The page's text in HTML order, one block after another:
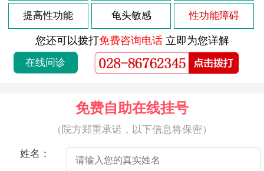
医院介绍射精时会痛，可能是由于以下原因： 2026-07-21
射精时带血，是许多男性都会遇到的问题，通常情况下，这种现象并不会引起严重的危害，但也不容忽视，尤其是当出现频率增多时，需要及时就医。 2026-07-21
射精疼痛是指在射精过程中或射精后出现疼痛的情况。这种疼痛的原因非常多，可能与生理因素、心理因素、感染、损伤等因素相关。 2026-07-21
射精疼痛是男性朋友常见的问题之一，可能是由于前列腺炎、尿道炎、以及其他非感染性因素等原因引起的。如果您遇到了这种情况，不要慌张，接下来介绍一些处理办法，希望对您有所帮助。 2026-07-21
射精疼痛是指在射精时出现阴茎、睾丸或会阴部位的疼痛。在一些情况下，这种疼痛可以持续数小时或数天，甚至可以干扰正常房事。这种疼痛可能由多种原因引起，包括生殖部位感染、前列腺炎、尿道炎、包皮过长以及生殖部位伤害等。
射精时出现疼痛和血液是一种不正常的情况，通常可能是由以下多种因素导致的。
提高性功能 龟头敏感 性功能障碍
您还可以拨打免费咨询电话立即为您详解
在线问诊
免费自助在线挂号
（院方郑重承诺，以下信息将保密）
姓名：